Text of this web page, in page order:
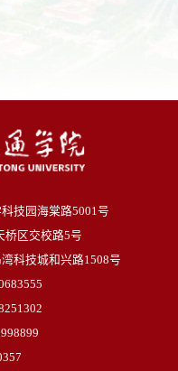
技园海棠路5001号
桥区交校路5号
科技城和兴路1508号